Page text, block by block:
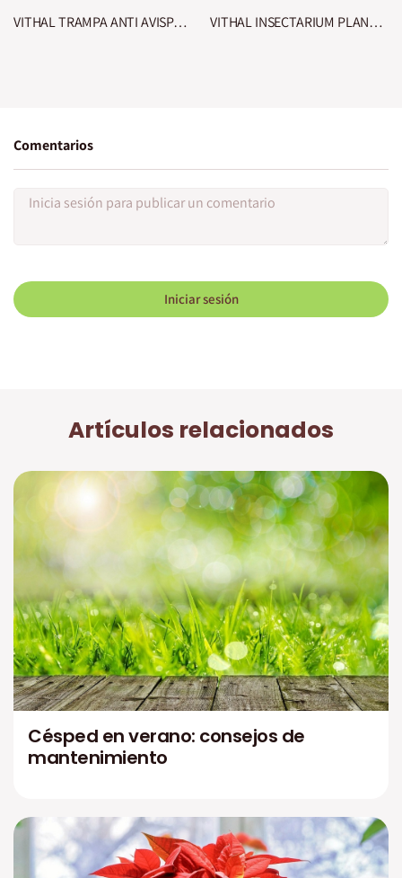
VITHAL TRAMPA ANTI AVISPAS Y AVISPONES VITHAL INSECTARIUM PLANTAS CONTRA NEMÁTODOS
Comentarios
Iniciar sesión
Artículos relacionados
Césped en verano: consejos de
mantenimiento